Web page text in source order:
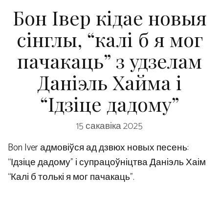
Бон Івер кідае новыя
сінглы, “калі б я мог
пачакаць” з удзелам
Даніэль Хайма і
“Ідзіце дадому”
15 сакавіка 2025
Bon Iver адмовіўся ад дзвюх новых песень:
“Ідзіце дадому” і супрацоўніцтва Даніэль Хаім
“Калі б толькі я мог пачакаць”.